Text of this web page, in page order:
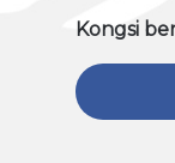
Kongsi